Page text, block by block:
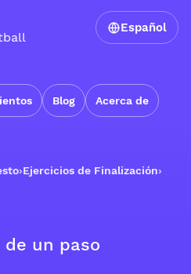
Blog Acerca de
Español
›Ejercicios de Finalización›
de un paso